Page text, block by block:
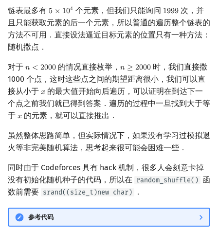
链表最多有 5 × 104
5 ×104 个元素，但我们只能询问 1999
1999次，并
且只能获取元素的后一个元素，所以普通的遍历整个链表的
方法不可用．直接设法逼近目标元素的位置只有一种方法：
随机撒点．
对于 𝑛 < 2000
n <2000 的情况直接枚举， 𝑛 ≥ 2000
n≥2000 时，我们直接撒
1000 个点，这时这些点之间的期望距离很小，我们可以直
接从小于 𝑥
x 的最大值开始向后遍历，可以证明在到达下一
个点之前我们就已得到答案．遍历的过程中一旦找到大于等
于 𝑥
x 的元素，就可以直接推出．
虽然整体思路简单，但实际情况下，如果没有学习过模拟退
火等非完美随机算法，思考起来很可能会困难一些．
同时由于 Codeforces 具有 hack 机制，很多人会刻意卡掉
没有初始化随机种子的代码，所以在 random_shuffle() 函
数前需要 srand((size_t)new char) ．
参考代码